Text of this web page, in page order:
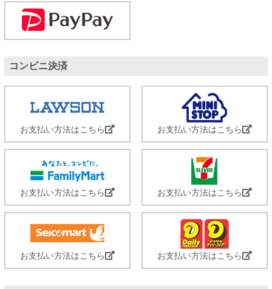
コンビニ決済
お支払い方法はこちら お支払い方法はこちら
お支払い方法はこちら お支払い方法はこちら
お支払い方法はこちら お支払い方法はこちら